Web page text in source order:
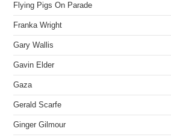
Flying Pigs On Parade
Franka Wright
Gary Wallis
Gavin Elder
Gaza
Gerald Scarfe
Ginger Gilmour